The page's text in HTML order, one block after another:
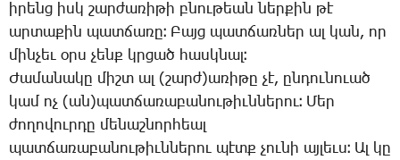
ի­րենց իսկ շար­ժա­ռի­թի բնու­թեան ներ­քին թէ
ար­տա­քին պատ­ճա­ռը։ ­Բայց պատ­ճառ­ներ ալ կան, որ
մին­չեւ օրս չենք կրցած հասկ­նալ։
­Ժա­մա­նա­կը միշտ ալ (շարժ)ա­ռի­թը չէ, ըն­դու­նո­ւած
կամ ոչ (ան)պատ­ճա­ռա­բա­նու­թիւն­նե­րու։ ­Մեր
ժո­ղո­վուր­դը մե­նաշ­նոր­հեալ
պատ­ճա­ռա­բա­նու­թիւն­նե­րու պէտք չու­նի այ­լեւս։ Ալ կը